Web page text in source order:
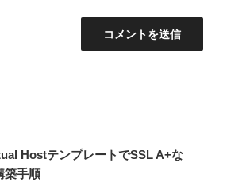
HostテンプレートでSSL A+な
築手順